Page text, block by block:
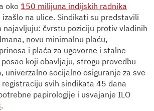
oko 150 milijuna indijskih radnika
na ulice. Sindikati su predstavili
najavljuju: čvrstu poziciju protiv vladinih
novu minimalnu plaću,
i plaća za ugovorne i stalne
koji obavljaju, strogu provedbu
univerzalno socijalno osiguranje za sve
registraciju svih sindikata 45 dana
papirologije i usvajanje ILO
.